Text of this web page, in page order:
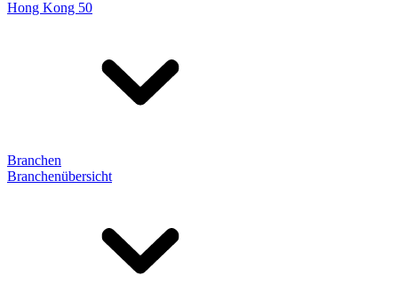
Hong Kong 50
Branchen
Branchenübersicht